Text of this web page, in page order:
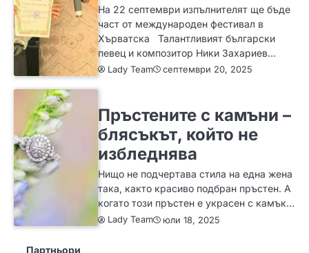
На 22 септември изпълнителят ще бъде
част от международен фестивал в
Хърватска Талантливият български
певец и композитор Ники Захариев…
Lady Team септември 20, 2025
Пръстените с камъни –
блясъкът, който не
избледнява
Нищо не подчертава стила на една жена
така, както красиво подбран пръстен. А
когато този пръстен е украсен с камък…
Lady Team юли 18, 2025
Партньори